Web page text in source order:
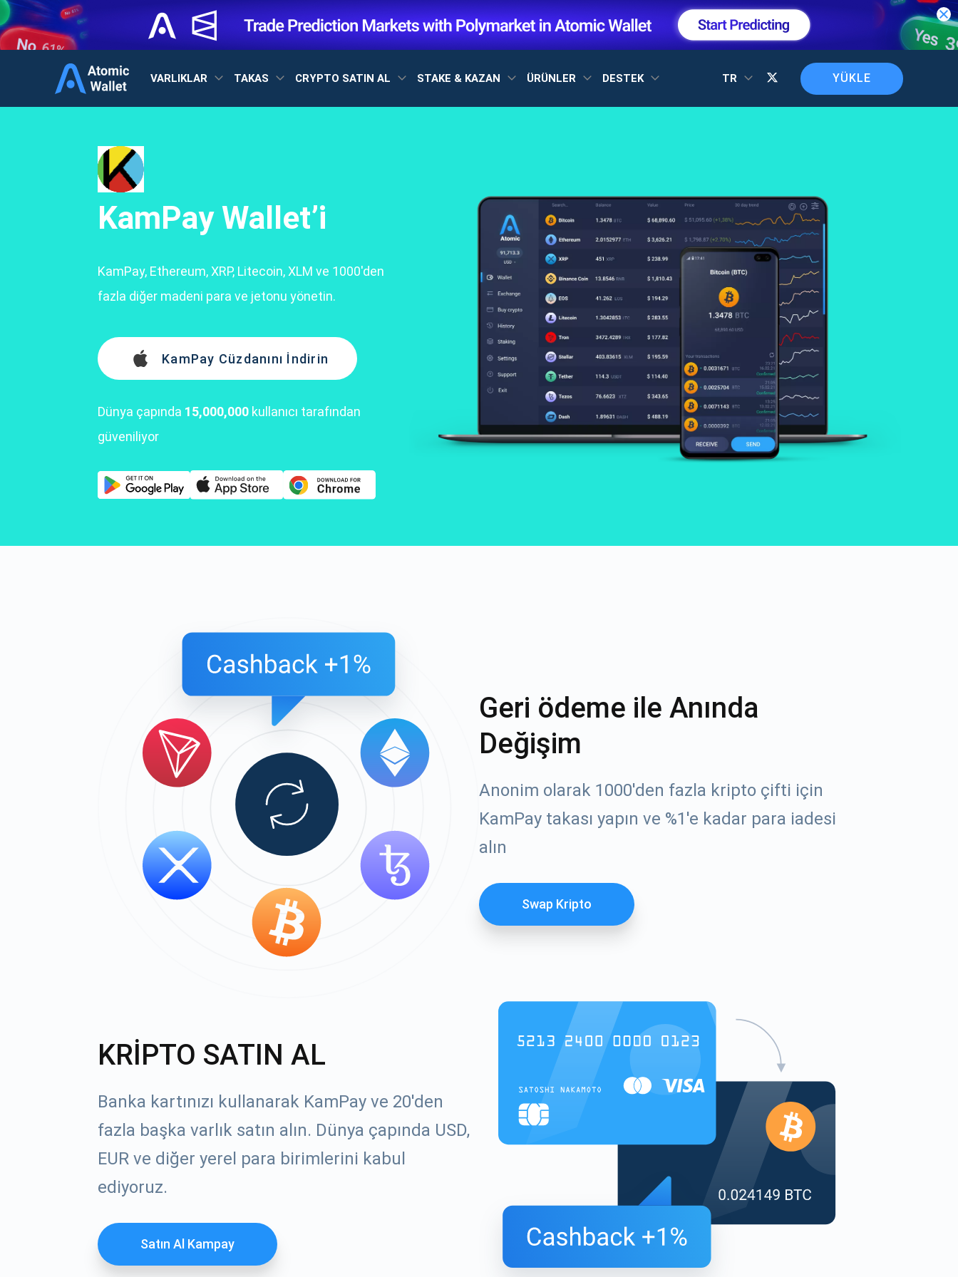
VARLIKLAR TAKAS CRYPTO SATIN AL STAKE & KAZAN ÜRÜNLER DESTEK TR YÜKLE
KamPay Wallet’i
KamPay, Ethereum, XRP, Litecoin, XLM ve 1000'den
fazla diğer madeni para ve jetonu yönetin.
KamPay Cüzdanını İndirin
Dünya çapında 15,000,000 kullanıcı tarafından
güveniliyor
Geri ödeme ile Anında
Değişim
Anonim olarak 1000'den fazla kripto çifti için
KamPay takası yapın ve %1'e kadar para iadesi
alın
Swap Kripto
KRİPTO SATIN AL
Banka kartınızı kullanarak KamPay ve 20'den
fazla başka varlık satın alın. Dünya çapında USD,
EUR ve diğer yerel para birimlerini kabul
ediyoruz.
Satın Al Kampay